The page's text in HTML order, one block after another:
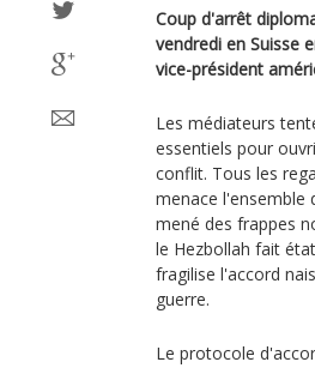
Coup d'arrêt
vendredi en Suisse
vice-président
Les médiateurs
essentiels pour
conflit. Tous les
menace l'ensemble
mené des frappes
le Hezbollah fait
fragilise l'accord
guerre.
Le protocole